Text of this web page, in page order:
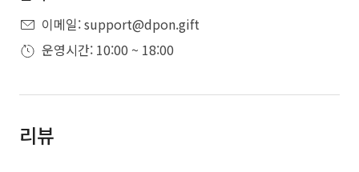
이메일: support@dpon.gift
운영시간: 10:00 ~ 18:00
리뷰